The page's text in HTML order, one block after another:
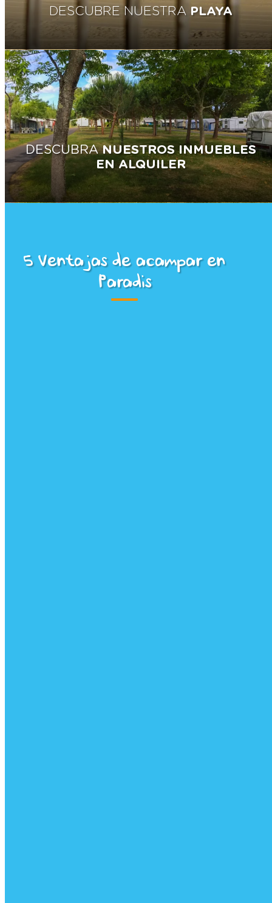
DESCUBRE NUESTRA PLAYA
DESCUBRANUESTROS INMUEBLES
EN ALQUILER
5 Ventajas de acampar en
Paradis